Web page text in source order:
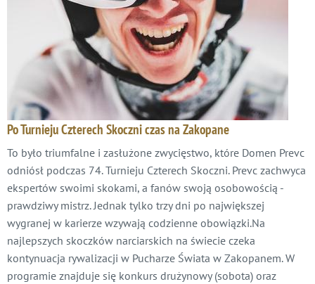
Po Turnieju Czterech Skoczni czas na Zakopane
To było triumfalne i zasłużone zwycięstwo, które Domen Prevc
odniósł podczas 74. Turnieju Czterech Skoczni. Prevc zachwyca
ekspertów swoimi skokami, a fanów swoją osobowością -
prawdziwy mistrz. Jednak tylko trzy dni po największej
wygranej w karierze wzywają codzienne obowiązki.Na
najlepszych skoczków narciarskich na świecie czeka
kontynuacja rywalizacji w Pucharze Świata w Zakopanem. W
programie znajduje się konkurs drużynowy (sobota) oraz